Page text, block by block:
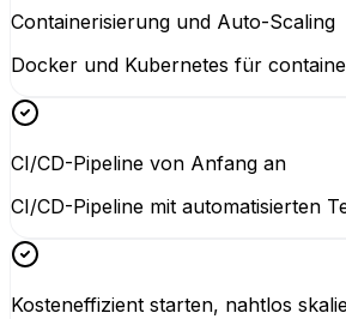
Containerisierung und Auto-Scaling
Docker und Kubernetes für
CI/CD-Pipeline von Anfang an
CI/CD-Pipeline mit automatisierten
Kosteneffizient starten, nahtlos